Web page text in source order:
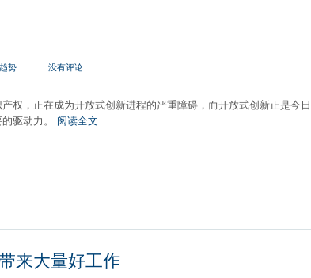
趋势 没有评论
权，正在成为开放式创新进程的严重障碍，而开放式创新正是今日
驱动力。 阅读全文
来大量好工作